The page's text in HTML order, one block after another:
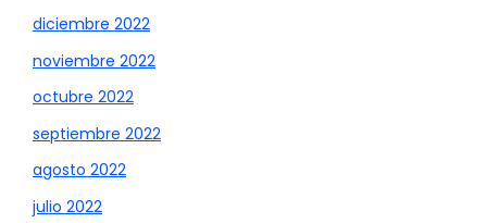
diciembre 2022
noviembre 2022
octubre 2022
septiembre 2022
agosto 2022
julio 2022